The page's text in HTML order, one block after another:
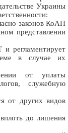
Украины
законов КоАП
представлении
и регламентирует
в случае их
от уплаты
служебную
от других видов
до лишения